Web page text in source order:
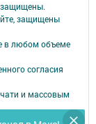
защищены.
защищены
в любом объеме
согласия
и массовым